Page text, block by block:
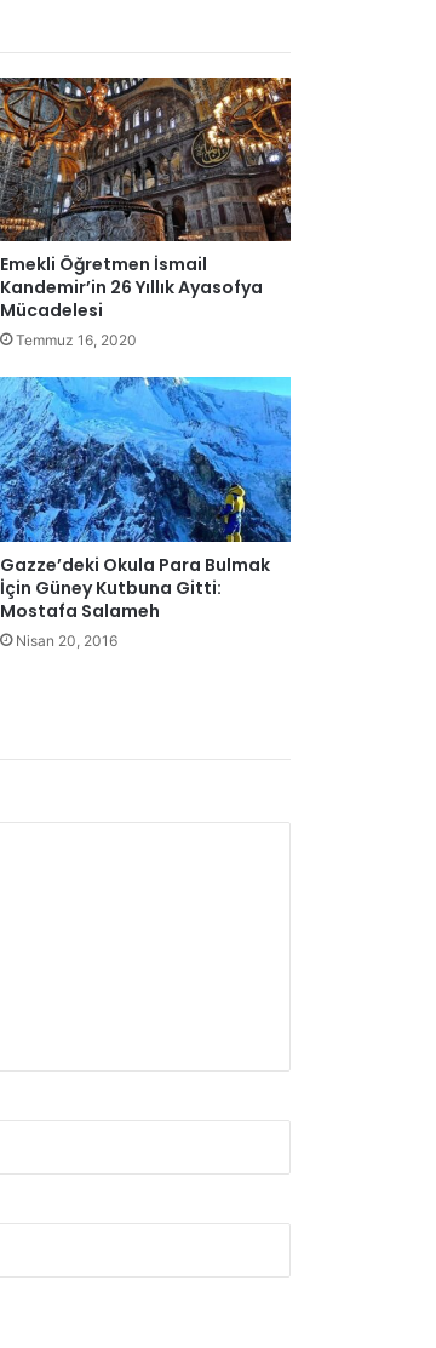
Emekli Öğretmen İsmail
Kandemir’in 26 Yıllık Ayasofya
Mücadelesi
Temmuz 16, 2020
Gazze’deki Okula Para Bulmak
İçin Güney Kutbuna Gitti:
Mostafa Salameh
Nisan 20, 2016